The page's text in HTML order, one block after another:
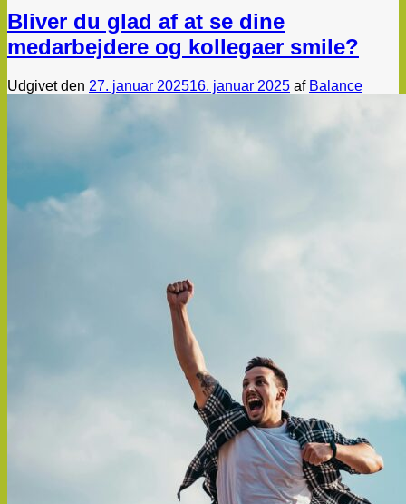
Bliver du glad af at se dine
medarbejdere og kollegaer smile?
Udgivet den 27. januar 202516. januar 2025 af Balance